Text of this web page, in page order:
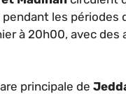
les
à 20h00, avec
principale de